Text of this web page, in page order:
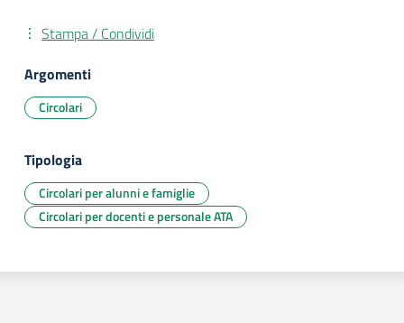
Stampa / Condividi
Argomenti
Circolari
Tipologia
Circolari per alunni e famiglie
Circolari per docenti e personale ATA